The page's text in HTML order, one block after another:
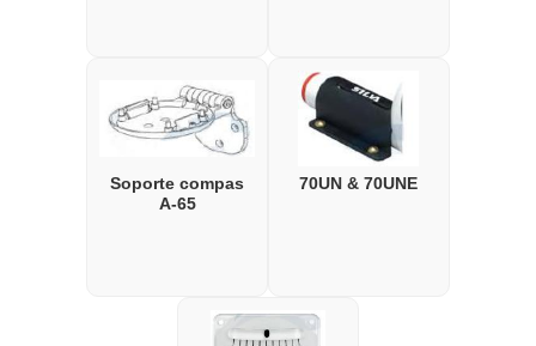
Soporte compas
A-65
70UN & 70UNE